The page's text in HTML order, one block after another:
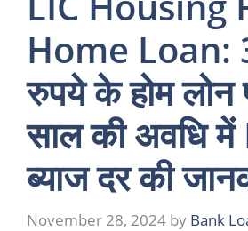
Home Loan:
रुपये के होम लोन
साल की अवधि
ब्याज दर की
November 28, 2024 by Bank